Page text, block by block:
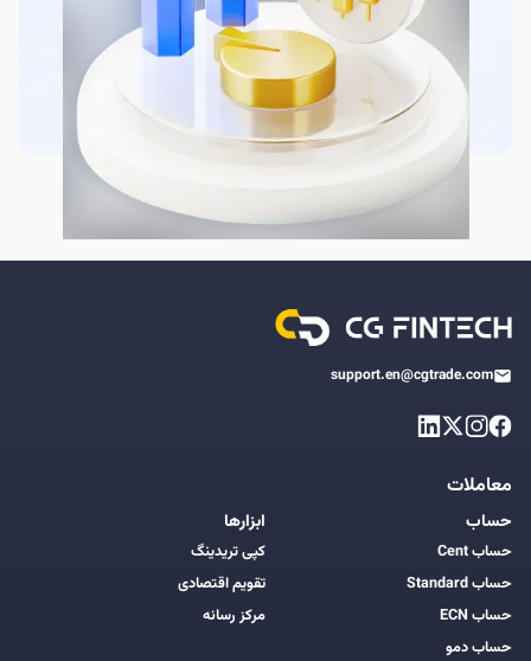
support.en@cgtrade.com
معاملات
حساب
حساب Cent
حساب Standard
حساب ECN
حساب دمو
ابزارها
کپی تریدینگ
تقویم اقتصادی
مرکز رسانه